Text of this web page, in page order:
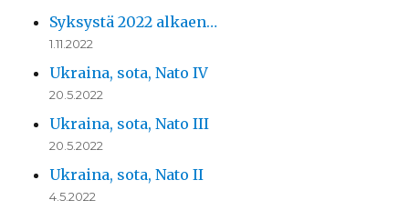
Syksystä 2022 alkaen…
1.11.2022
Ukraina, sota, Nato IV
20.5.2022
Ukraina, sota, Nato III
20.5.2022
Ukraina, sota, Nato II
4.5.2022